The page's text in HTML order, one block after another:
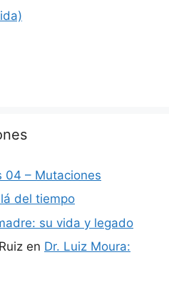
04 – Mutaciones
del tiempo
su vida y legado
en Dr. Luiz Moura: